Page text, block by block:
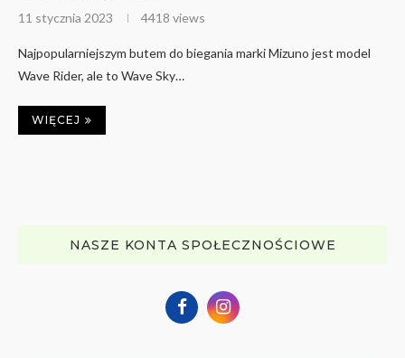
11 stycznia 2023 4418 views
Najpopularniejszym butem do biegania marki Mizuno jest model
Wave Rider, ale to Wave Sky…
WIĘCEJ
NASZE KONTA SPOŁECZNOŚCIOWE